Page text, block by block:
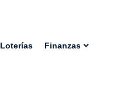
Loterías Finanzas